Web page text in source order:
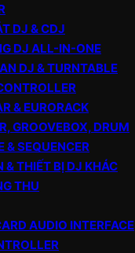
DJ & CDJ
DJ ALL-IN-ONE
DJ & TURNTABLE
& EURORACK
GROOVEBOX, DRUM
& SEQUENCER
& THIẾT BỊ DJ KHÁC
THU
AUDIO INTERFACE